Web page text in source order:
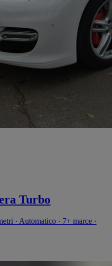
Turbo
· Automatico · 7+ marce ·